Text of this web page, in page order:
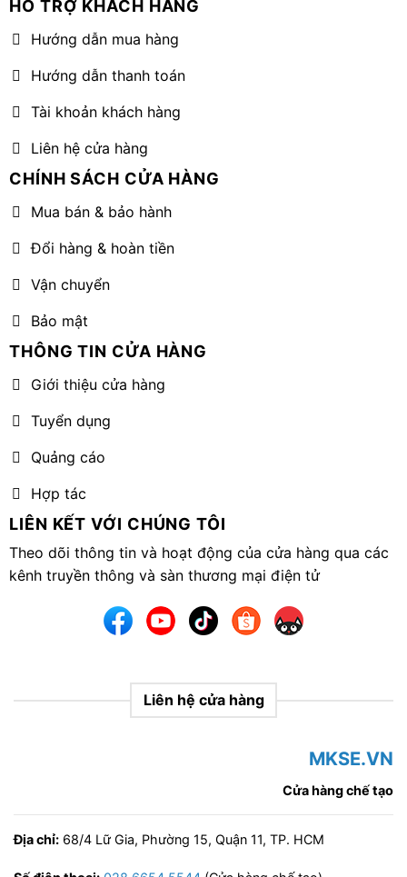
HỖ TRỢ KHÁCH HÀNG
Hướng dẫn mua hàng
Hướng dẫn thanh toán
Tài khoản khách hàng
Liên hệ cửa hàng
CHÍNH SÁCH CỬA HÀNG
Mua bán & bảo hành
Đổi hàng & hoàn tiền
Vận chuyển
Bảo mật
THÔNG TIN CỬA HÀNG
Giới thiệu cửa hàng
Tuyển dụng
Quảng cáo
Hợp tác
LIÊN KẾT VỚI CHÚNG TÔI
Theo dõi thông tin và hoạt động của cửa hàng qua các
kênh truyền thông và sàn thương mại điện tử
Liên hệ cửa hàng
MKSE.VN
Cửa hàng chế tạo
Địa chỉ: 68/4 Lữ Gia, Phường 15, Quận 11, TP. HCM